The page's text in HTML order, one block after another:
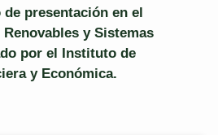
presentación en el
y Sistemas
por el Instituto de
y Económica.